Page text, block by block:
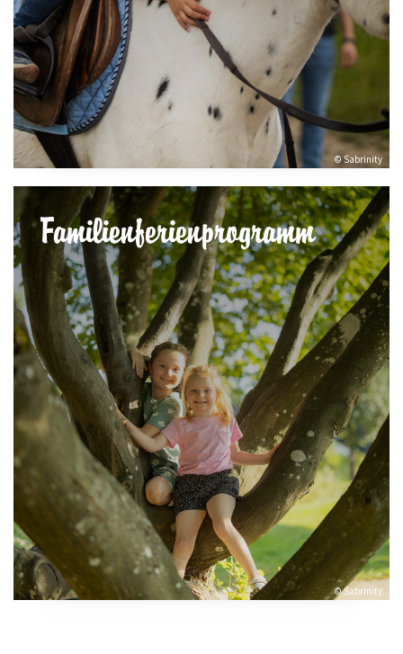
© Sabrinity
© Sabrinity
Familienferienprogramm